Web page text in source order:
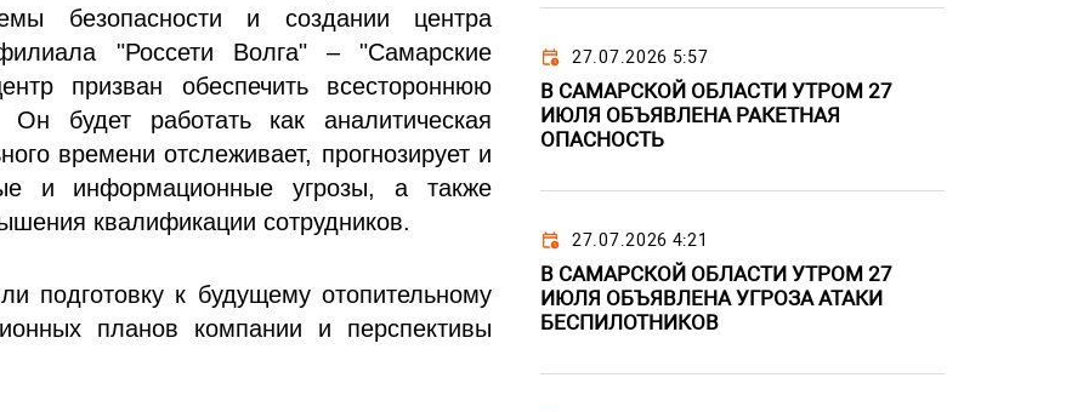
безопасности и создании центра
"Россети Волга" – "Самарские
призван обеспечить всестороннюю
Он будет работать как аналитическая
времени отслеживает, прогнозирует и
и информационные угрозы, а также
квалификации сотрудников.
подготовку к будущему отопительному
планов компании и перспективы
27.07.2026 5:57
В САМАРСКОЙ ОБЛАСТИ УТРОМ 27
ИЮЛЯ ОБЪЯВЛЕНА РАКЕТНАЯ
ОПАСНОСТЬ
27.07.2026 4:21
В САМАРСКОЙ ОБЛАСТИ УТРОМ 27
ИЮЛЯ ОБЪЯВЛЕНА УГРОЗА АТАКИ
БЕСПИЛОТНИКОВ